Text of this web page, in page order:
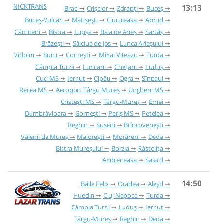
NICKTRANS Brad Crișcior Zdrapți
Buceș
Buceș-Vulcan
Mătișești Ciuruleasa
Abrud
Câmpeni
Bistra Lupșa Baia de Arieș
Sartăș
Brăzești
Sălciua de Jos
Lunca Arieșului
Vidolm
Buru Cornești Mihai Viteazu
Turda
Câmpia Turzii
Luncani Chețani
Luduș
Cuci MS
Iernut Cipău Ogra
Sînpaul
Recea MS
Aeroport Târgu Mureș
Ungheni MS
Cristești MS
Târgu-Mureș
Ernei
Dumbrăvioara
Gornești Periș MS
Petelea
Reghin
Suseni
Brîncovenești
Vălenii de Mureș
Maiorești Morăreni
Deda
Bistra Mureșului
Borzia
Răstolița
Andreneasa
Salard
13:13
Băile Felix Oradea
Aleșd
Huedin
Cluj Napoca
Turda
Câmpia Turzii
Luduș
Iernut
Târgu-Mureș
Reghin Deda
14:50